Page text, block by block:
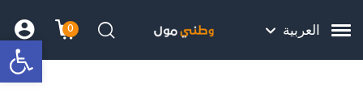
هل نزلت التطبيق ليصلك كل جديد ؟
العربية 0
עגלתחיפוש